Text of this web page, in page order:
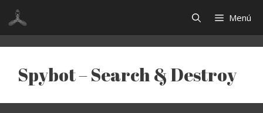
Saltar
contenido
Menú
Spybot – Search & Destroy